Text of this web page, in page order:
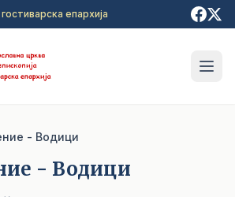
епархија
- Водици
- Водици